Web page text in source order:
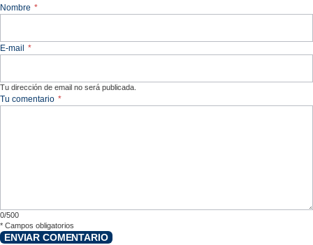
Nombre *
E-mail *
Tu dirección de email no será publicada.
Tu comentario *
0/500
* Campos obligatorios
ENVIAR COMENTARIO